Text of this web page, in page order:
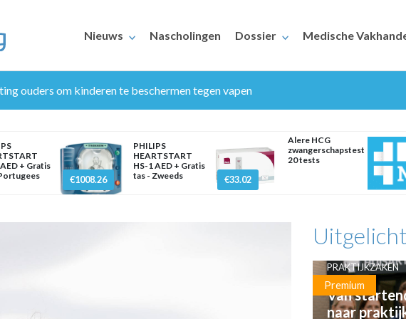
Nieuws Nascholingen Dossier Medische
ouders om kinderen te beschermen tegen vapen
+ Gratis
€1008.26
PHILIPS
HEARTSTART
HS-1 AED + Gratis
tas - Zweeds
€33.02
Alere HCG
zwangerschapstest
20 tests
Uitgelicht
Premium
PRAKTIJKZAKEN
Van
naar